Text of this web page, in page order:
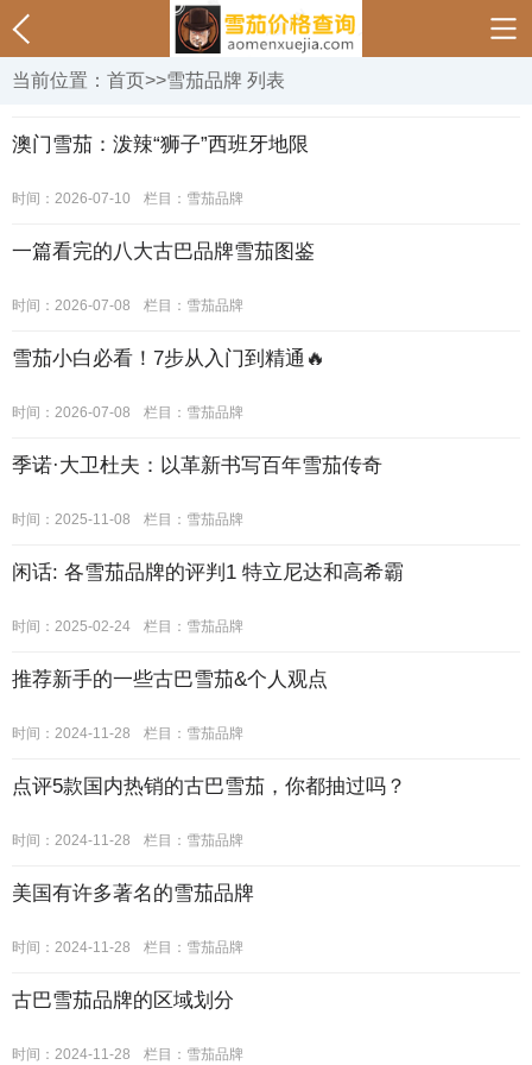
当前位置： 首页>>雪茄品牌 列表
澳门雪茄：泼辣“狮子”西班牙地限
时间：2026-07-10 栏目： 雪茄品牌
一篇看完的八大古巴品牌雪茄图鉴
时间：2026-07-08 栏目： 雪茄品牌
雪茄小白必看！7步从入门到精通🔥
时间：2026-07-08 栏目： 雪茄品牌
季诺·大卫杜夫：以革新书写百年雪茄传奇
时间：2025-11-08 栏目： 雪茄品牌
闲话: 各雪茄品牌的评判1 特立尼达和高希霸
时间：2025-02-24 栏目： 雪茄品牌
推荐新手的一些古巴雪茄&个人观点
时间：2024-11-28 栏目： 雪茄品牌
点评5款国内热销的古巴雪茄，你都抽过吗？
时间：2024-11-28 栏目： 雪茄品牌
美国有许多著名的雪茄品牌
时间：2024-11-28 栏目： 雪茄品牌
古巴雪茄品牌的区域划分
时间：2024-11-28 栏目： 雪茄品牌